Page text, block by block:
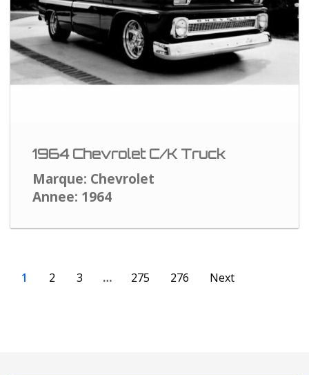
1964 Chevrolet C/K Truck
Marque: Chevrolet
Annee: 1964
1 2 3 … 275 276 Next